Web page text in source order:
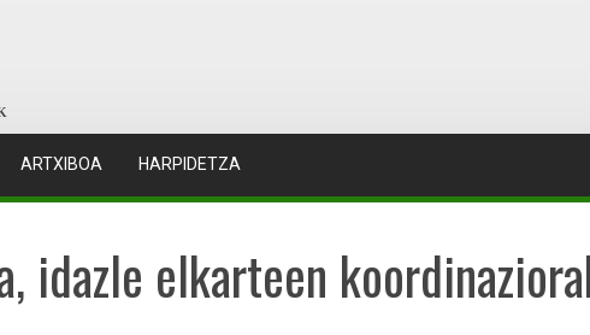
ARTXIBOA HARPIDETZA
idazle elkarteen